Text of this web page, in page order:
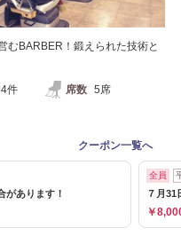
むBARBER！鍛えられた技術と
件 席数 5席
クーポン一覧へ
があります！
全員
７月
￥